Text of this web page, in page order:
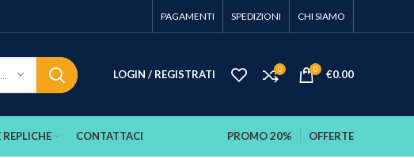
PAGAMENTI SPEDIZIONI CHI SIAMO
LOGIN / REGISTRATI 0 0 €0.00
REPLICHE CONTATTACI PROMO 20% OFFERTE